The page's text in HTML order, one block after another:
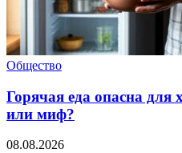
Общество
Горячая еда опасна для
или миф?
08.08.2026